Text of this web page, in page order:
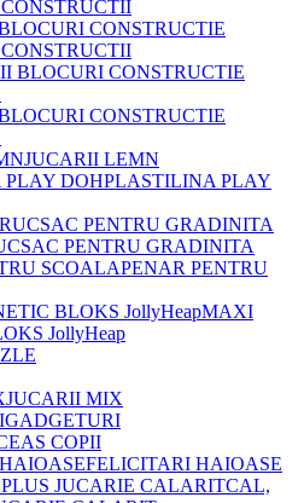
CONSTRUCTIE
CONSTRUCTIE
JUCARII LEMN
PLASTILINA PLAY
PENTRU GRADINITA
PENAR PENTRU
MAXI
JollyHeap
JUCARII MIX
GADGETURI
COPII
FELICITARI HAIOASE
CAL,